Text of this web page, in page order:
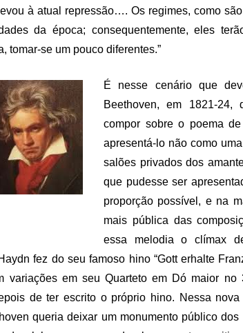
à atual repressão…. Os regimes, como
da época; consequentemente, eles
tomar-se um pouco diferentes.”
É nesse cenário que
Beethoven, em 1821-
compor sobre o poema
apresentá-lo não como
salões privados dos
que pudesse ser
proporção possível, e na
mais pública das
essa melodia o clímax
fez do seu famoso hino “Gott erhalte
variações em seu Quarteto em Dó maior no
de ter escrito o próprio hino. Nessa
queria deixar um monumento público